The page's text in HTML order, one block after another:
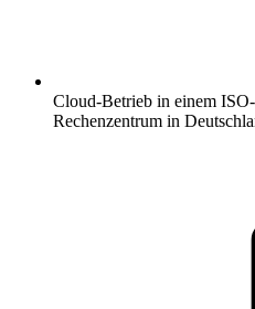
Cloud-Betrieb in einem
Rechenzentrum in